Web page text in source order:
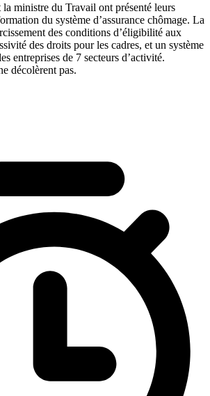
ministre du Travail ont présenté leurs
du système d’assurance chômage. La
des conditions d’éligibilité aux
des droits pour les cadres, et un système
entreprises de 7 secteurs d’activité.
décolèrent pas.